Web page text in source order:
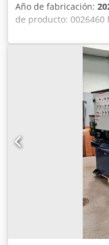
Año de fabricación:
de producto: 0026460
Categoría del
Anchura: 920 mm
(V): 400 Potencia
Cjdpfx Ajzbmptog
de grasa. Incluye 3
bandeja de desbaste.